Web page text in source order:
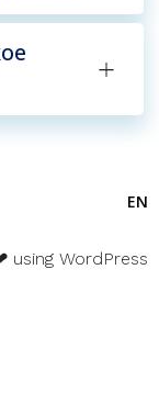
EN
using WordPress